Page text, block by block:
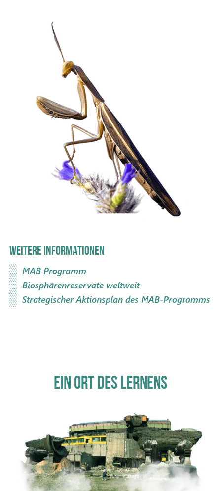
WEITERE INFORMATIONEN
MAB Programm
Biosphärenreservate weltweit
Strategischer Aktionsplan des MAB-Programms
EIN ORT DES LERNENS